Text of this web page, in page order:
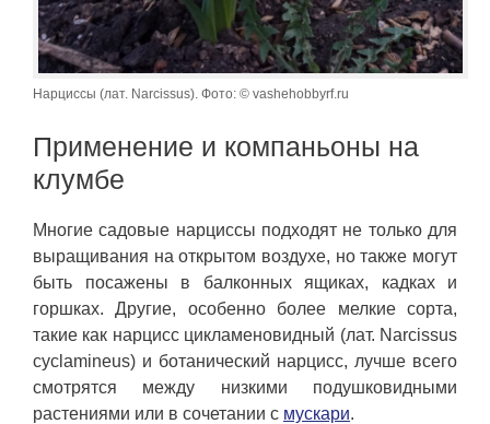
Нарциссы (лат. Narcissus). Фото: © vashehobbyrf.ru
Применение и компаньоны на
клумбе
Многие садовые нарциссы подходят не только для
выращивания на открытом воздухе, но также могут
быть посажены в балконных ящиках, кадках и
горшках. Другие, особенно более мелкие сорта,
такие как нарцисс цикламеновидный (лат. Narcissus
cyclamineus) и ботанический нарцисс, лучше всего
смотрятся между низкими подушковидными
растениями или в сочетании с мускари.